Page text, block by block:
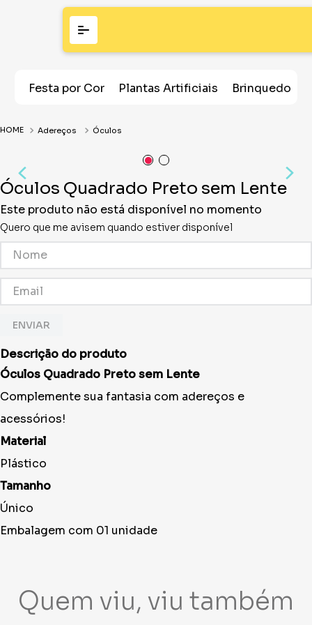
Festa por Cor Plantas Artificiais Brinquedos
Adereços Óculos
Óculos Quadrado Preto sem Lente
Este produto não está disponível no momento
Quero que me avisem quando estiver disponível
ENVIAR
Descrição do produto
Óculos Quadrado Preto sem Lente
Complemente sua fantasia com adereços e
acessórios!
Material
Plástico
Tamanho
Único
Embalagem com 01 unidade
Quem viu, viu também